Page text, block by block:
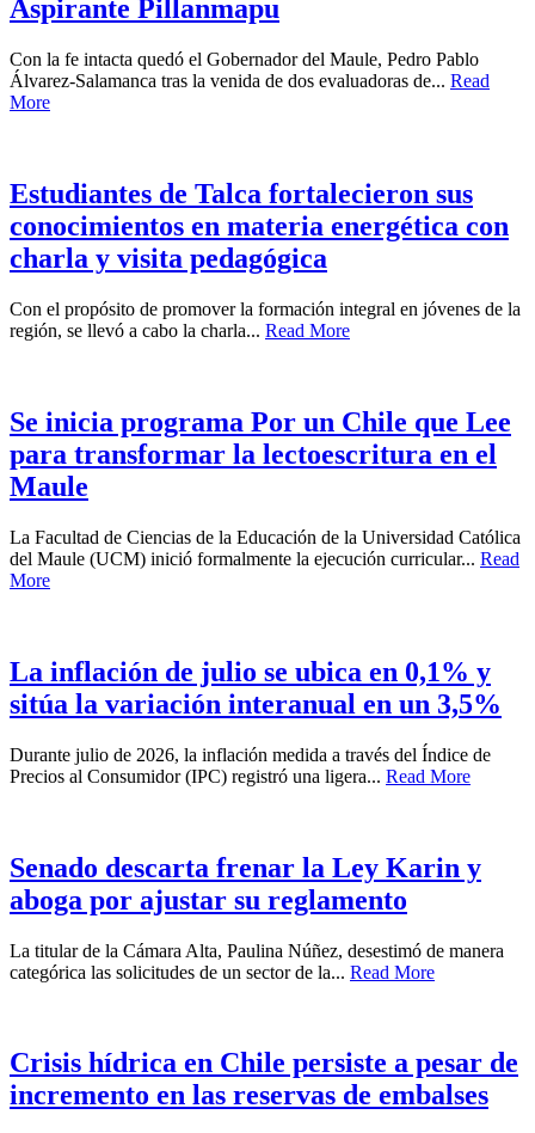
Aspirante Pillanmapu
Con la fe intacta quedó el Gobernador del Maule, Pedro Pablo
Álvarez-Salamanca tras la venida de dos evaluadoras de... Read
More
Estudiantes de Talca fortalecieron sus
conocimientos en materia energética con
charla y visita pedagógica
Con el propósito de promover la formación integral en jóvenes de la
región, se llevó a cabo la charla... Read More
Se inicia programa Por un Chile que Lee
para transformar la lectoescritura en el
Maule
La Facultad de Ciencias de la Educación de la Universidad Católica
del Maule (UCM) inició formalmente la ejecución curricular... Read
More
La inflación de julio se ubica en 0,1% y
sitúa la variación interanual en un 3,5%
Durante julio de 2026, la inflación medida a través del Índice de
Precios al Consumidor (IPC) registró una ligera... Read More
Senado descarta frenar la Ley Karin y
aboga por ajustar su reglamento
La titular de la Cámara Alta, Paulina Núñez, desestimó de manera
categórica las solicitudes de un sector de la... Read More
Crisis hídrica en Chile persiste a pesar de
incremento en las reservas de embalses